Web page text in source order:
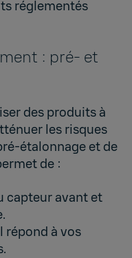
réglementés
: pré- et
des produits à
les risques
étalonnage et de
de :
capteur avant et
à vos